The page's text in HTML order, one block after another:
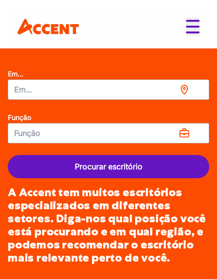
Em...
Função
Procurar escritório
A Accent tem muitos escritórios
especializados em diferentes
setores. Diga-nos qual posição você
está procurando e em qual região, e
podemos recomendar o escritório
mais relevante perto de você.